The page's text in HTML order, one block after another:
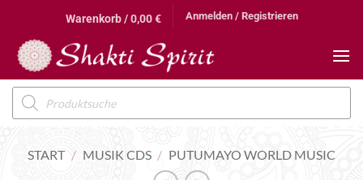
springen
Warenkorb /0,00€ Anmelden / Registrieren
Products
search
START / MUSIK CDS / PUTUMAYO WORLD MUSIC